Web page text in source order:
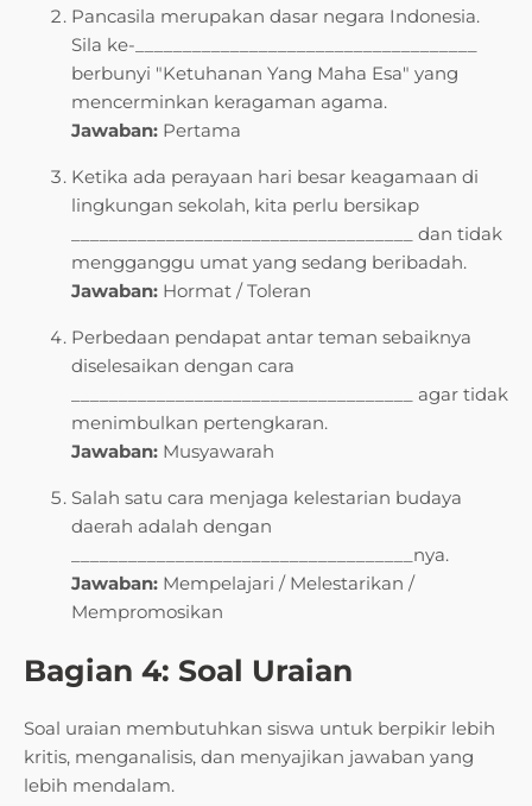
Pancasila merupakan dasar negara Indonesia.
Sila ke-____________________________________
berbunyi "Ketuhanan Yang Maha Esa" yang
mencerminkan keragaman agama.
Jawaban: Pertama
Ketika ada perayaan hari besar keagamaan di
lingkungan sekolah, kita perlu bersikap
____________________________________ dan tidak
mengganggu umat yang sedang beribadah.
Jawaban: Hormat / Toleran
Perbedaan pendapat antar teman sebaiknya
diselesaikan dengan cara
____________________________________ agar tidak
menimbulkan pertengkaran.
Jawaban: Musyawarah
Salah satu cara menjaga kelestarian budaya
daerah adalah dengan
____________________________________nya.
Jawaban: Mempelajari / Melestarikan /
Mempromosikan
Bagian 4: Soal Uraian
Soal uraian membutuhkan siswa untuk berpikir lebih
kritis, menganalisis, dan menyajikan jawaban yang
lebih mendalam.